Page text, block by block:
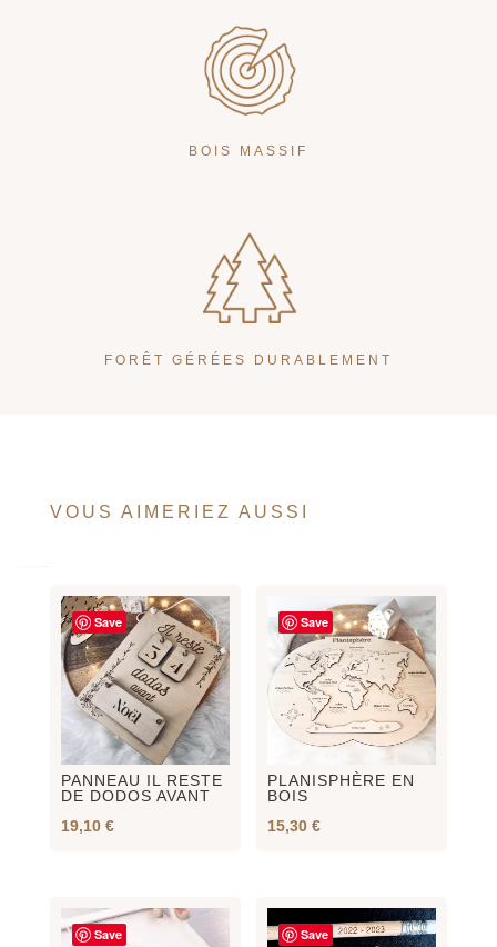
BOIS MASSIF
FORÊT GÉRÉES DURABLEMENT
VOUS AIMERIEZ AUSSI
Save
PANNEAU IL RESTE
DE DODOS AVANT
19,10 €
Save
PLANISPHÈRE EN
BOIS
15,30€
Save Save